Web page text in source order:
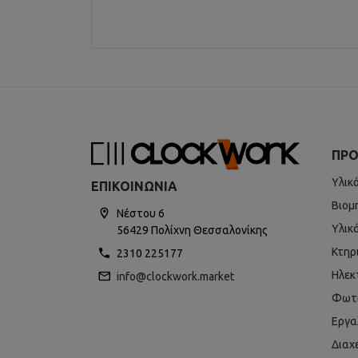
ΕΠΙΚΟΙΝΩΝΊΑ
Νέστου 6
56429 Πολίχνη Θεσσαλονίκης
2310 225177
info@clockwork.market